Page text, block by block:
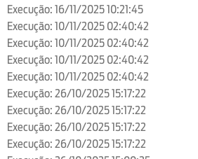
Execução: 16/11/2025 10:21:45
Execução: 10/11/2025 02:40:42
Execução: 10/11/2025 02:40:42
Execução: 10/11/2025 02:40:42
Execução: 10/11/2025 02:40:42
Execução: 26/10/2025 15:17:22
Execução: 26/10/2025 15:17:22
Execução: 26/10/2025 15:17:22
Execução: 26/10/2025 15:17:22